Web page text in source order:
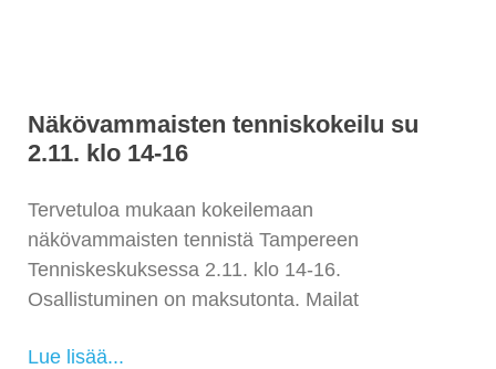
Näkövammaisten tenniskokeilu su
2.11. klo 14-16
Tervetuloa mukaan kokeilemaan
näkövammaisten tennistä Tampereen
Tenniskeskuksessa 2.11. klo 14-16.
Osallistuminen on maksutonta. Mailat
Lue lisää...